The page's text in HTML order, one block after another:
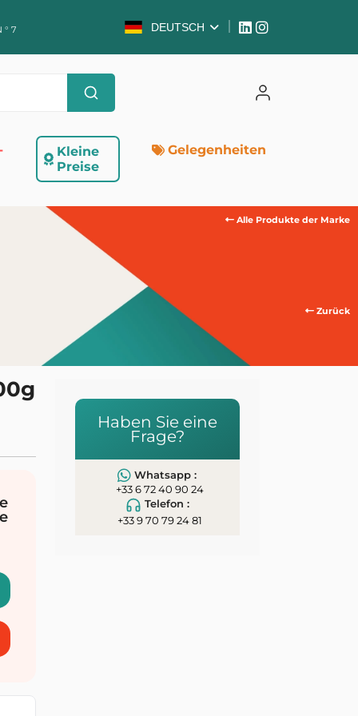
° 7
DEUTSCH
Kleine
Preise
Gelegenheiten
Alle Produkte der Marke
Zurück
Haben Sie eine
Frage?
Whatsapp :
+33 6 72 40 90 24
Telefon :
+33 9 70 79 24 81